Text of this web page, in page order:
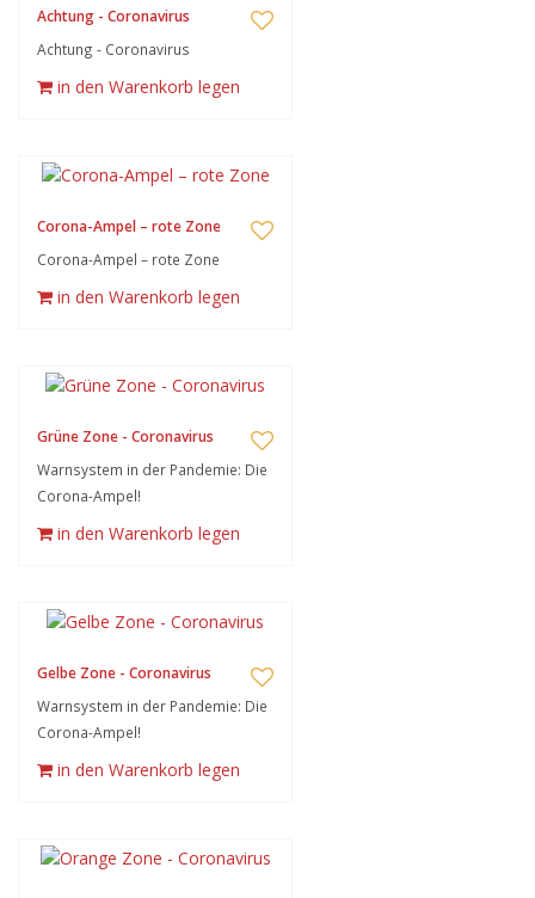
Achtung - Coronavirus
Achtung - Coronavirus
in den Warenkorb legen
Corona-Ampel – rote Zone
Corona-Ampel – rote Zone
in den Warenkorb legen
Grüne Zone - Coronavirus
Warnsystem in der Pandemie: Die
Corona-Ampel!
in den Warenkorb legen
Gelbe Zone - Coronavirus
Warnsystem in der Pandemie: Die
Corona-Ampel!
in den Warenkorb legen